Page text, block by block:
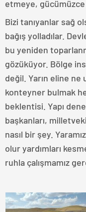
etmeye, gücümüzce
Bizi tanıyanlar sağ
bağış yolladılar.
bu yeniden
gözüküyor. Bölge
değil. Yarın eline
konteyner bulmak
beklentisi. Yapı
başkanları,
nasıl bir şey.
olur yardımları
ruhla çalışmamız